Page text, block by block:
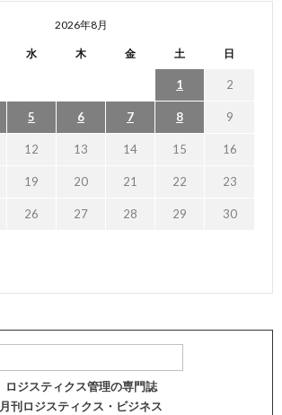
2026年8月
水 木 金 土 日
1 2
5 6 7 8 9
12 13 14 15 16
19 20 21 22 23
26 27 28 29 30
ロジスティクス管理の専門誌
月刊ロジスティクス・ビジネス